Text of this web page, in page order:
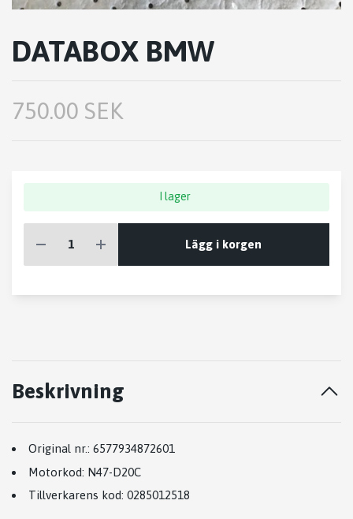
DATABOX BMW
750.00 SEK
I lager
Lägg i korgen
Beskrivning
Original nr.: 6577934872601
Motorkod: N47-D20C
Tillverkarens kod: 0285012518